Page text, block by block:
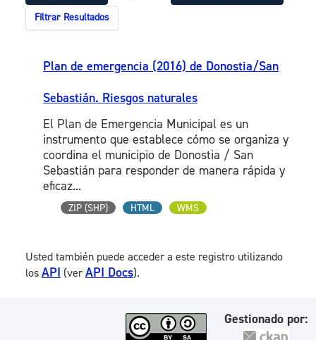
Filtrar Resultados
Plan de emergencia (2016) de Donostia/San
Sebastián. Riesgos naturales
El Plan de Emergencia Municipal es un
instrumento que establece cómo se organiza y
coordina el municipio de Donostia / San
Sebastián para responder de manera rápida y
eficaz...
ZIP (SHP) HTML WMS
Usted también puede acceder a este registro utilizando
los API (verAPI Docs).
Gestionado por: